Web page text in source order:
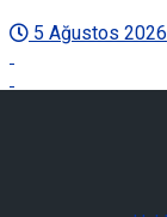
5 Ağustos 2026